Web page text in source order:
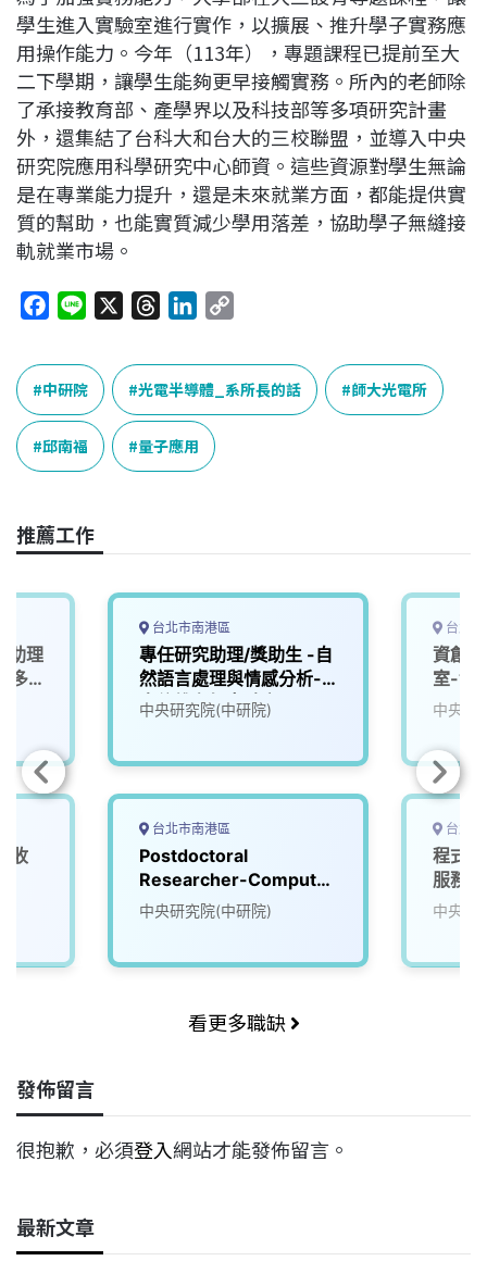
學生進入實驗室進行實作，以擴展、推升學子實務應
用操作能力。今年（113年），專題課程已提前至大
二下學期，讓學生能夠更早接觸實務。所內的老師除
了承接教育部、產學界以及科技部等多項研究計畫
外，還集結了台科大和台大的三校聯盟，並導入中央
研究院應用科學研究中心師資。這些資源對學生無論
是在專業能力提升，還是未來就業方面，都能提供實
質的幫助，也能實質減少學用落差，協助學子無縫接
軌就業市場。
c
e
b
o
o
n
e
r
e
a
d
s
n
k
e
d
I
p
y
L
中研院 光電半導體_系所長的話 師大光電所
邱南福 量子應用
推薦工作
助理
多
收
台北市南港區
專任研究助理/獎助生 -自
然語言處理與情感分析-
古倫維老師實驗室
中央研究院(中研院)
台北市南港區
Postdoctoral
Researcher-Computer
Systems Laboratory
中央研究院(中研院)
台北
資創
室-博
中央研
台北
程式
服務處
中央研
看更多職缺
發佈留言
很抱歉，必須登入網站才能發佈留言。
最新文章